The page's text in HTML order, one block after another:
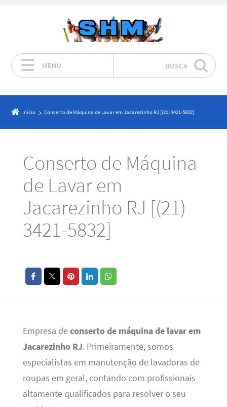
MENU BUSCA
Início Conserto de Máquina de Lavar em Jacarezinho RJ [(21) 3421-5832]
Conserto de Máquina
de Lavar em
Jacarezinho RJ [(21)
3421-5832]
Empresa deconserto de máquina de lavar em
Jacarezinho RJ. Primeiramente, somos
especialistas em manutenção de lavadoras de
roupas em geral, contando com profissionais
altamente qualificados para resolver o seu